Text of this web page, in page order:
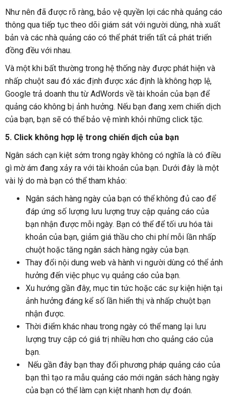
Như nên đã được rõ ràng, bảo vệ quyền lợi các nhà quảng cáo
thông qua tiếp tục theo dõi giám sát với người dùng, nhà xuất
bản và các nhà quảng cáo có thể phát triển tất cả phát triển
đồng đều với nhau.
Và một khi bất thường trong hệ thống này được phát hiện và
nhấp chuột sau đó xác định được xác định là không hợp lệ,
Google trả doanh thu từ AdWords về tài khoản của bạn để
quảng cáo không bị ảnh hưởng. Nếu bạn đang xem chiến dịch
của bạn, bạn sẽ có thể bảo vệ mình khỏi những click tặc.
5. Click không hợp lệ trong chiến dịch của bạn
Ngân sách cạn kiệt sớm trong ngày không có nghĩa là có điều
gì mờ ám đang xảy ra với tài khoản của bạn. Dưới đây là một
vài lý do mà bạn có thể tham khảo:
Ngân sách hàng ngày của bạn có thể không đủ cao để
đáp ứng số lượng lưu lượng truy cập quảng cáo của
bạn nhận được mỗi ngày. Bạn có thể để tối ưu hóa tài
khoản của bạn, giảm giá thầu cho chi phí mỗi lần nhấp
chuột hoặc tăng ngân sách hàng ngày của bạn.
Thay đổi nội dung web và hành vi người dùng có thể ảnh
hưởng đến việc phục vụ quảng cáo của bạn.
Xu hướng gần đây, mục tin tức hoặc các sự kiện hiện tại
ảnh hưởng đáng kể số lần hiển thị và nhấp chuột bạn
nhận được.
Thời điểm khác nhau trong ngày có thể mang lại lưu
lượng truy cập có giá trị nhiều hơn cho quảng cáo của
bạn.
Nếu gần đây bạn thay đổi phương pháp quảng cáo của
bạn thì tạo ra mẫu quảng cáo mới ngân sách hàng ngày
của bạn có thể làm cạn kiệt nhanh hơn dự đoán.